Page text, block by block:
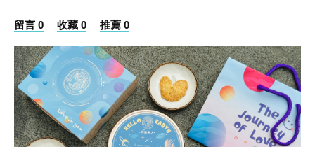
留言 0 收藏 0 推薦 0